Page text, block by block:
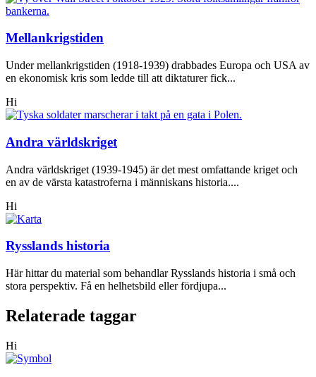
Mellankrigstiden
Under mellankrigstiden (1918-1939) drabbades Europa och USA av
en ekonomisk kris som ledde till att diktaturer fick...
Hi
Andra världskriget
Andra världskriget (1939-1945) är det mest omfattande kriget och
en av de värsta katastroferna i människans historia....
Hi
Rysslands historia
Här hittar du material som behandlar Rysslands historia i små och
stora perspektiv. Få en helhetsbild eller fördjupa...
Relaterade taggar
Hi